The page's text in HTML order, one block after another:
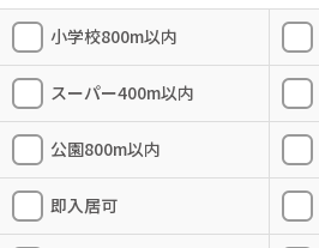
小学校800m以内
スーパー400m以内
公園800m以内
即入居可